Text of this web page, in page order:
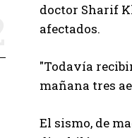
doctor Sharif
afectados.
"Todavía
mañana tres
El sismo, de